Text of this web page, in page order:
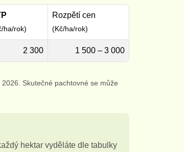
ha/rok)
Rozpětí cen
(Kč/ha/rok)
2 300 1 500 – 3 000
Skutečné pachtovné se může
hektar vyděláte dle tabulky